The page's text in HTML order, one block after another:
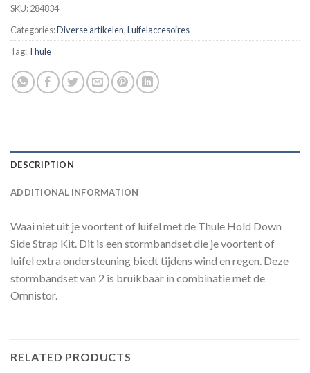
SKU:284834
Categories:Diverse artikelen,Luifelaccesoires
Tag:Thule
DESCRIPTION
ADDITIONAL INFORMATION
Waai niet uit je voortent of luifel met de Thule Hold Down
Side Strap Kit. Dit is een stormbandset die je voortent of
luifel extra ondersteuning biedt tijdens wind en regen. Deze
stormbandset van 2 is bruikbaar in combinatie met de
Omnistor.
RELATED PRODUCTS